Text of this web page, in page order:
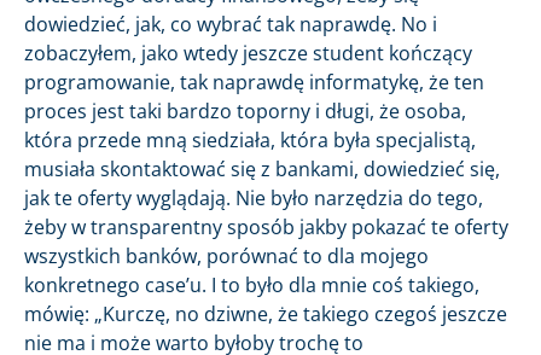
dowiedzieć, jak, co wybrać tak naprawdę. No i
zobaczyłem, jako wtedy jeszcze student kończący
programowanie, tak naprawdę informatykę, że ten
proces jest taki bardzo toporny i długi, że osoba,
która przede mną siedziała, która była specjalistą,
musiała skontaktować się z bankami, dowiedzieć się,
jak te oferty wyglądają. Nie było narzędzia do tego,
żeby w transparentny sposób jakby pokazać te oferty
wszystkich banków, porównać to dla mojego
konkretnego case’u. I to było dla mnie coś takiego,
mówię: „Kurczę, no dziwne, że takiego czegoś jeszcze
nie ma i może warto byłoby trochę to